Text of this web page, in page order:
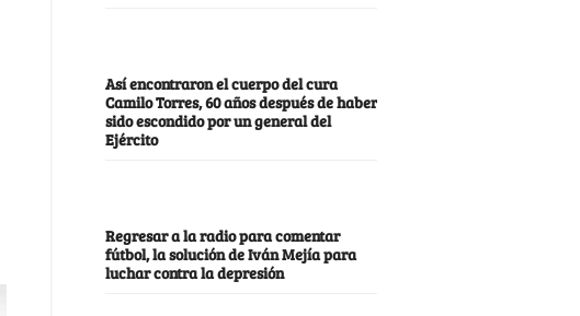
Así encontraron el cuerpo del cura
Camilo Torres, 60 años después de haber
sido escondido por un general del
Ejército
Regresar a la radio para comentar
fútbol, la solución de Iván Mejía para
luchar contra la depresión